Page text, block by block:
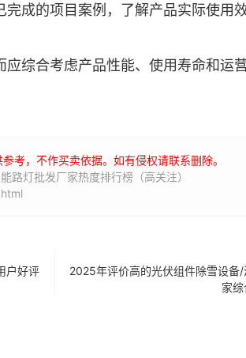
成的项目案例，了解产品实际使用
应综合考虑产品性能、使用寿命和运
考，不作买卖依据。如有侵权请联系删除。
路灯批发厂家热度排行榜（高关注）
户好评
2025年评价高的光伏组件除雪设备
家综